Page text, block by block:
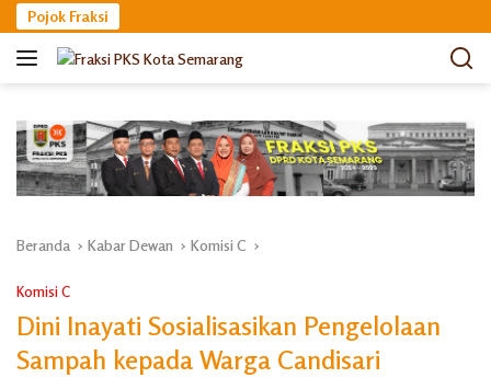
Langsung
ke
konten
Pojok Fraksi
Beranda Kabar Dewan Komisi C
Komisi C
Dini Inayati Sosialisasikan Pengelolaan
Sampah kepada Warga Candisari